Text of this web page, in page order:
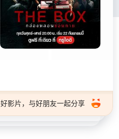
好影片，与好朋友一起分享